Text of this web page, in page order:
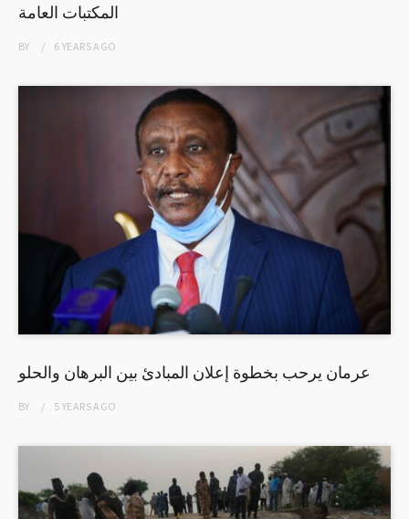
المكتبات العامة
BY 6 YEARSAGO
عرمان يرحب بخطوة إعلان المبادئ بين البرهان والحلو
BY 5 YEARSAGO